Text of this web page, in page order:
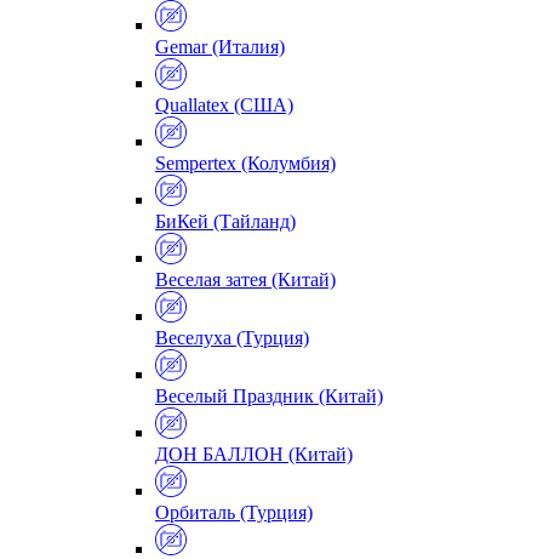
Gemar (Италия)
Quallatex (США)
Sempertex (Колумбия)
БиКей (Тайланд)
Веселая затея (Китай)
Веселуха (Турция)
Веселый Праздник (Китай)
ДОН БАЛЛОН (Китай)
Орбиталь (Турция)